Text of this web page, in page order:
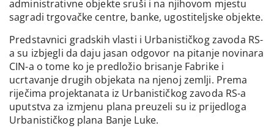
administrativne objekte sruši i na njihovom mjestu
sagradi trgovačke centre, banke, ugostiteljske objekte.
Predstavnici gradskih vlasti i Urbanističkog zavoda RS-
a su izbjegli da daju jasan odgovor na pitanje novinara
CIN-a o tome ko je predložio brisanje Fabrike i
ucrtavanje drugih objekata na njenoj zemlji. Prema
riječima projektanata iz Urbanističkog zavoda RS-a
uputstva za izmjenu plana preuzeli su iz prijedloga
Urbanističkog plana Banje Luke.